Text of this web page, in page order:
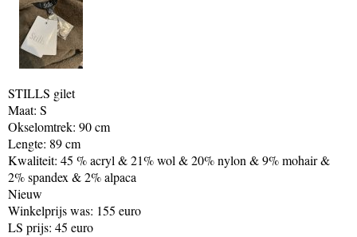
STILLS gilet
Maat: S
Okselomtrek: 90 cm
Lengte: 89 cm
Kwaliteit: 45 % acryl & 21% wol & 20% nylon & 9% mohair &
2% spandex & 2% alpaca
Nieuw
Winkelprijs was: 155 euro
LS prijs: 45 euro